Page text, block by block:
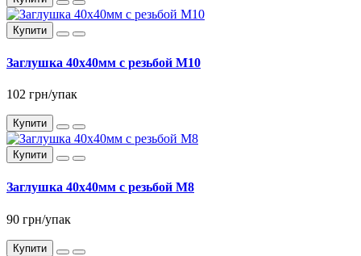
Купити
Заглушка 40x40мм c резьбой М10
102 грн/упак
Купити
Купити
Заглушка 40x40мм с резьбой М8
90 грн/упак
Купити